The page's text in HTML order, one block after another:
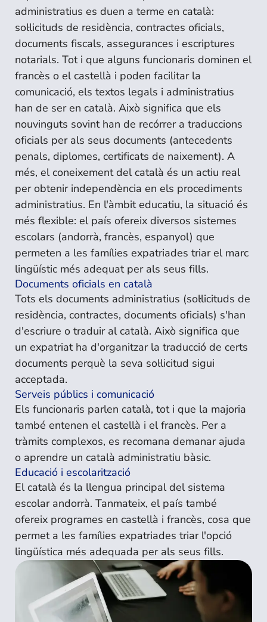
administratius es duen a terme en català:
sol·licituds de residència, contractes oficials,
documents fiscals, assegurances i escriptures
notarials. Tot i que alguns funcionaris dominen el
francès o el castellà i poden facilitar la
comunicació, els textos legals i administratius
han de ser en català. Això significa que els
nouvinguts sovint han de recórrer a traduccions
oficials per als seus documents (antecedents
penals, diplomes, certificats de naixement). A
més, el coneixement del català és un actiu real
per obtenir independència en els procediments
administratius. En l'àmbit educatiu, la situació és
més flexible: el país ofereix diversos sistemes
escolars (andorrà, francès, espanyol) que
permeten a les famílies expatriades triar el marc
lingüístic més adequat per als seus fills.
Documents oficials en català
Tots els documents administratius (sol·licituds de
residència, contractes, documents oficials) s'han
d'escriure o traduir al català. Això significa que
un expatriat ha d'organitzar la traducció de certs
documents perquè la seva sol·licitud sigui
acceptada.
Serveis públics i comunicació
Els funcionaris parlen català, tot i que la majoria
també entenen el castellà i el francès. Per a
tràmits complexos, es recomana demanar ajuda
o aprendre un català administratiu bàsic.
Educació i escolarització
El català és la llengua principal del sistema
escolar andorrà. Tanmateix, el país també
ofereix programes en castellà i francès, cosa que
permet a les famílies expatriades triar l'opció
lingüística més adequada per als seus fills.